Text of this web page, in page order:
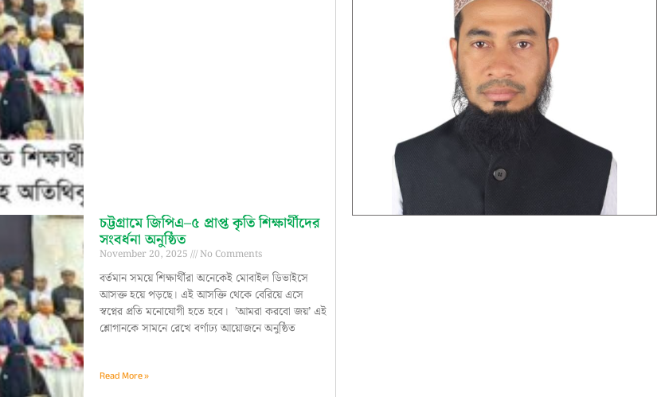
‎চট্টগ্রামে জিপিএ–৫ প্রাপ্ত কৃতি শিক্ষার্থীদের
সংবর্ধনা অনুষ্ঠিত ‎ ‎
November 20, 2025 No Comments
বর্তমান সময়ে শিক্ষার্থীরা অনেকেই মোবাইল ডিভাইসে
আসক্ত হয়ে পড়ছে। এই আসক্তি থেকে বেরিয়ে এসে
স্বপ্নের প্রতি মনোযোগী হতে হবে। ‎ ‎’আমরা করবো জয়’ এই
শ্লোগানকে সামনে রেখে বর্ণাঢ্য আয়োজনে অনুষ্ঠিত
Read More »